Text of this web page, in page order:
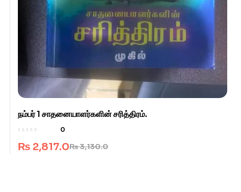
நம்பர் 1 சாதனையாளர்களின் சரித்திரம்.
0
₨3,130.0
₨ 2,817.0